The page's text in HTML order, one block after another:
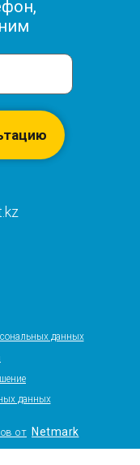
Netmark
от
данных
данных